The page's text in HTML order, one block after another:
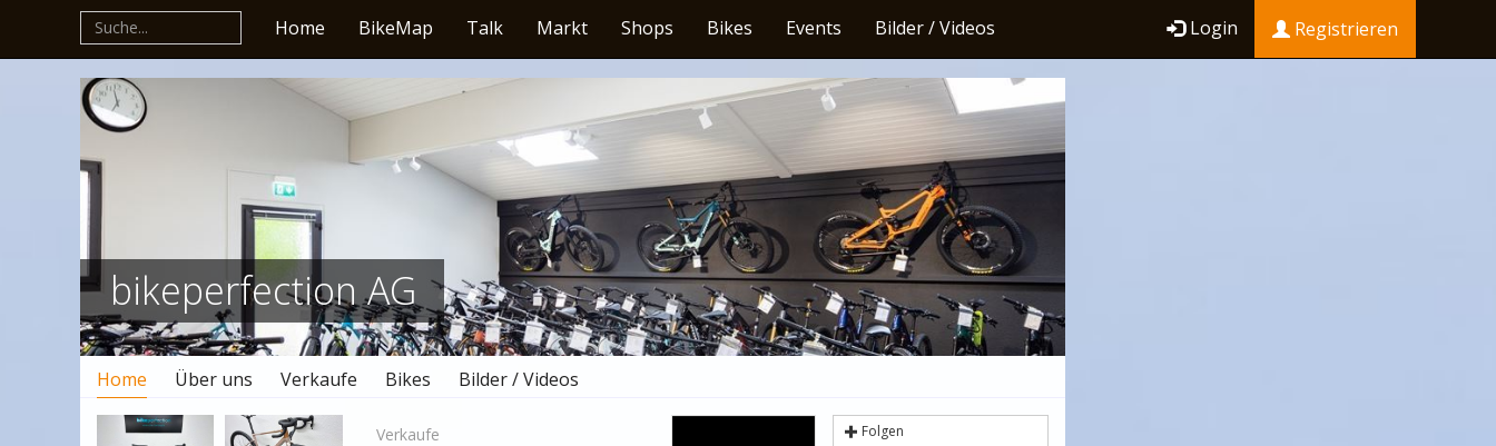
Home BikeMap Talk Markt Shops Bikes Events Bilder / Videos Login Registrieren
bikeperfection AG
Home Über uns Verkaufe Bikes Bilder / Videos
Folgen
Verkaufe